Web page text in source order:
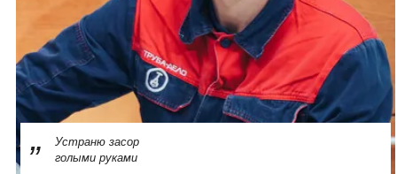
Устраню засор
голыми руками